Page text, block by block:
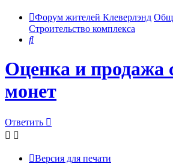
Форум жителей Клеверлэнд
Строительство комплекса
Поиск
Оценка и продажа
монет
Ответить
Версия для печати